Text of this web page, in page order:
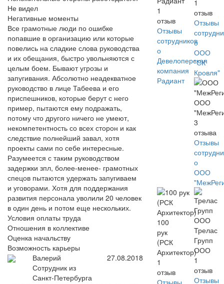
Не видел
Негативные моменты
Все грамотные люди по ошибке
попавшие в организацию или которые
повелись на сладкие слова руководства
и их обещания, быстро увольняются с
целым боем. Бывают угрозы и
запугивания. Абсолютно неадекватное
руководство в лице Табеева и его
приспешников, которые берут с него
пример, пытаются ему подражать,
потому что другого ничего не умеют,
некомпетентность со всех сторон и как
следствие полнейший завал, хотя
проекты сами по себе интересные.
Разумеется с таким руководством
задержки зпл, более-менее- грамотных
спецов пытаются удержать запугиваем
и уговорами. Хотя для поддержания
развития персонала уволили 20 человек
в один день и потом еще нескольких.
Условия оплаты труда
Отношения в коллективе
Оценка начальству
Возможность карьеры
Валерий
Сотрудник из
Санкт-Петербурга
27.08.2018
1
отзыв
Отзывы
сотрудников
о
Девелоперская
компания
Радиант
1
отзыв
Отзывы
о
ООО
"СК
Кровля"
ООО
3
отзыва
Отзывы
о
ООО
100
рук
(РСК
Архитектор)
1
отзыв
Отзывы
Трелас
Групп
ООО
1
отзыв
Отзывы